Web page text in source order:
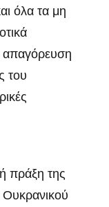
όλα τα μη
απαγόρευση
του
πράξη της
Ουκρανικού